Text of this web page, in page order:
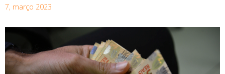
7, março 2023